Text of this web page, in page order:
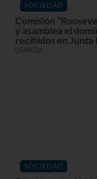
SOCIEDAD
Comisión
y asamblea el
recibidos en
05/08/26
SOCIEDAD